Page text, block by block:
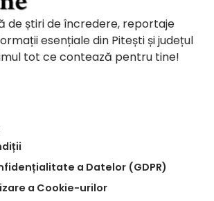
de știri de încredere, reportaje
esențiale din Pitești și județul
tot ce contează pentru tine!
a Datelor (GDPR)
a Cookie-urilor